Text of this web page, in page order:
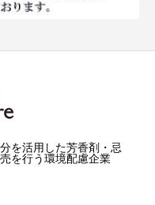
を活用した芳香剤・忌
を行う環境配慮企業